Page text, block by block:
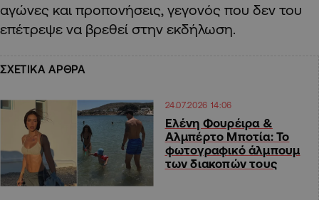
αγώνες και προπονήσεις, γεγονός που δεν του
επέτρεψε να βρεθεί στην εκδήλωση.
ΣΧΕΤΙΚΑ ΑΡΘΡΑ
24.07.2026 14:06
Ελένη Φουρέιρα &
Αλμπέρτο Μποτία: Το
φωτογραφικό άλμπουμ
των διακοπών τους